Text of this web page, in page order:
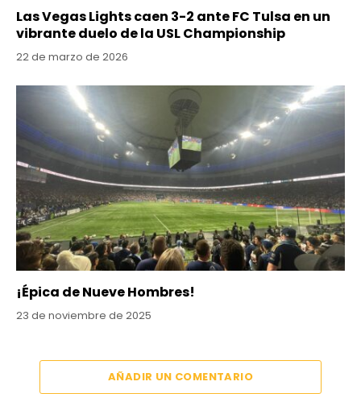
Las Vegas Lights caen 3-2 ante FC Tulsa en un
vibrante duelo de la USL Championship
22 de marzo de 2026
¡Épica de Nueve Hombres!
23 de noviembre de 2025
AÑADIR UN COMENTARIO